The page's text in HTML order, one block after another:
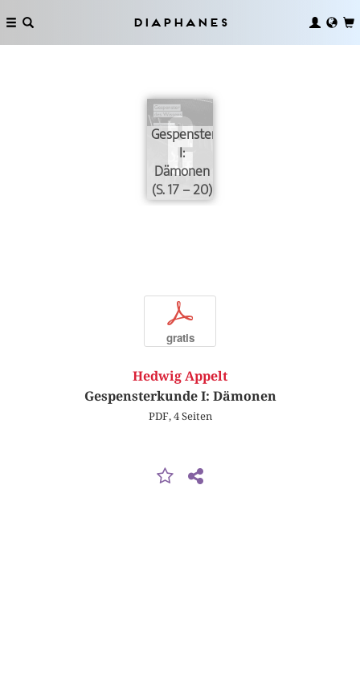
Diaphanes
Gespensterkunde
I:
Dämonen
(S. 17 – 20)
p
gratis
Hedwig Appelt
Gespensterkunde I: Dämonen
PDF, 4 Seiten